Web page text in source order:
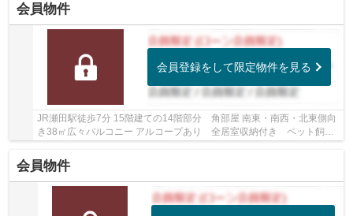
会員物件
会員登録をして限定物件を見る
JR瀬田駅徒歩7分 15階建ての14階部分 角部屋 南東・南西・北東側向
き38㎡広々バルコニー アルコープあり 全居室収納付き ペット飼育
可
会員物件